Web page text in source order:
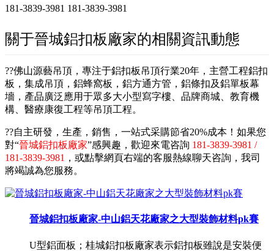
181-3839-3981 181-3839-3981
關于晉城鋁扣板廠家的相關資訊動態
??佛山源藝吊頂，專注于鋁扣板吊頂行業20年，主營工程鋁扣
板，集成吊頂，鋁蜂窩板，鋁方通方管，鋁條扣及鋁單板幕
墻，產品廣泛應用于眾多大小型寫字樓、品牌商城、教育機
構、醫療康復工程等吊頂工程。
??自主研發，生產，銷售，一站式采購節省20%成本！如果您
對“晉城鋁扣板廠家”感興趣，歡迎來電咨詢 181-3839-3981 /
181-3839-3981 ，或點擊網頁右端的客服熱線聊天咨詢，我司
將竭誠為您服務。
晉城鋁扣板廠家-中山鋁天花廠家之大型裝飾材料pk賽
U型鋁面板；桂城鋁扣板廠家表示鋁扣板雖說是安裝便